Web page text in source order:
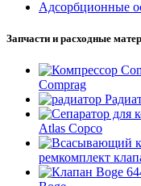
Адсорбционные
Запчасти и расходные
Comprag
Atlas Copco
ремкомплект